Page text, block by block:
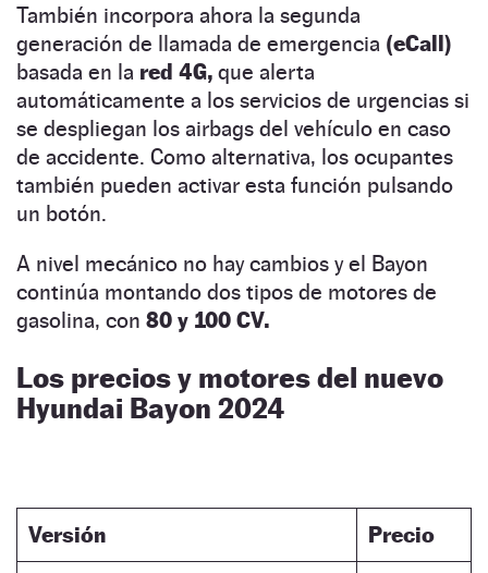
También incorpora ahora la segunda
generación de llamada de emergencia (eCall)
basada en la red 4G, que alerta
automáticamente a los servicios de urgencias si
se despliegan los airbags del vehículo en caso
de accidente. Como alternativa, los ocupantes
también pueden activar esta función pulsando
un botón.
A nivel mecánico no hay cambios y el Bayon
continúa montando dos tipos de motores de
gasolina, con 80 y 100 CV.
Los precios y motores del nuevo
Hyundai Bayon 2024
Versión Precio